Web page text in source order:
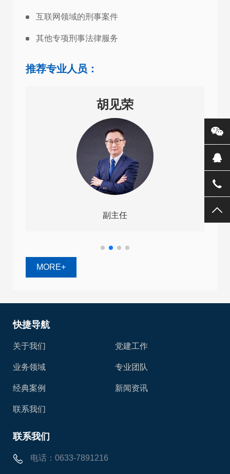
互联网领域的刑事案件
其他专项刑事法律服务
推荐专业人员：
胡见荣
副主任
MORE+
快捷导航
关于我们 党建工作
业务领域 专业团队
经典案例 新闻资讯
联系我们
联系我们
电话：0633-7891216